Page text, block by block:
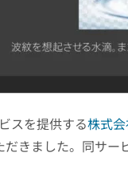
スを提供する株式
きました。同サ